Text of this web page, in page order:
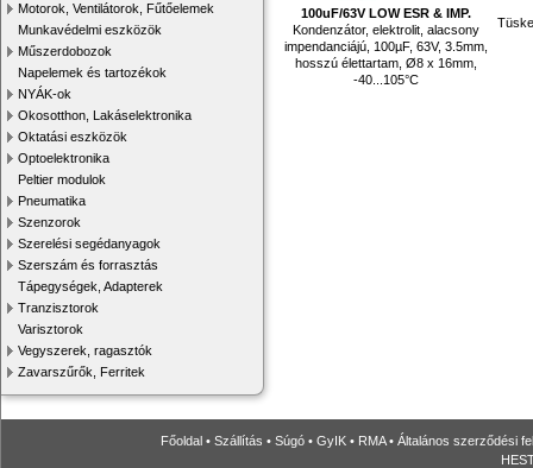
Motorok, Ventilátorok, Fűtőelemek
Munkavédelmi eszközök
Műszerdobozok
Napelemek és tartozékok
NYÁK-ok
Okosotthon, Lakáselektronika
Oktatási eszközök
Optoelektronika
Peltier modulok
Pneumatika
Szenzorok
Szerelési segédanyagok
Szerszám és forrasztás
Tápegységek, Adapterek
Tranzisztorok
Varisztorok
Vegyszerek, ragasztók
Zavarszűrők, Ferritek
100uF/63V LOW ESR & IMP.
Kondenzátor, elektrolit, alacsony
impendanciájú, 100µF, 63V, 3.5mm,
hosszú élettartam, Ø8 x 16mm,
-40...105°C
Főoldal • Szállítás • Súgó • GyIK • RMA• Általános szerződési